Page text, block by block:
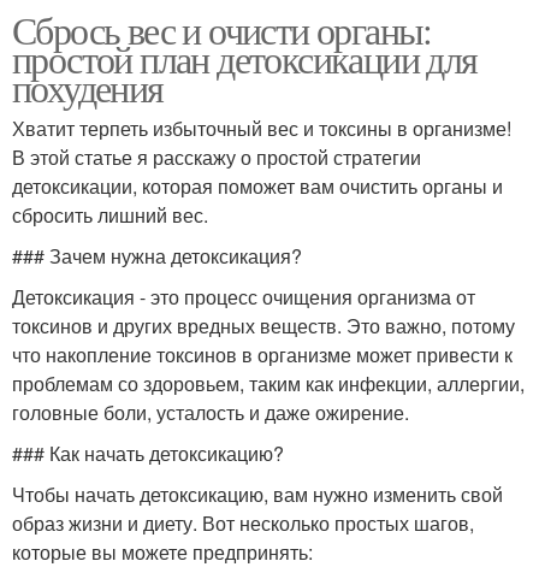
Сбрось вес и очисти органы:
простой план детоксикации для
похудения
Хватит терпеть избыточный вес и токсины в организме!
В этой статье я расскажу о простой стратегии
детоксикации, которая поможет вам очистить органы и
сбросить лишний вес.
### Зачем нужна детоксикация?
Детоксикация - это процесс очищения организма от
токсинов и других вредных веществ. Это важно, потому
что накопление токсинов в организме может привести к
проблемам со здоровьем, таким как инфекции, аллергии,
головные боли, усталость и даже ожирение.
### Как начать детоксикацию?
Чтобы начать детоксикацию, вам нужно изменить свой
образ жизни и диету. Вот несколько простых шагов,
которые вы можете предпринять: